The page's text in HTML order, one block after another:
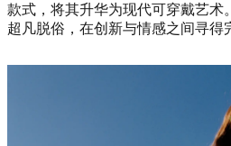
款式，将其升华为现代可穿戴艺术
超凡脱俗，在创新与情感之间寻得